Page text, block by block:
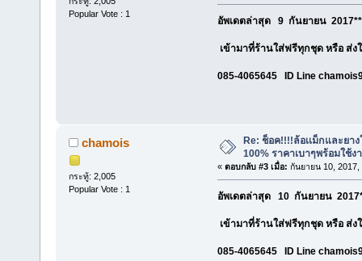
Popular Vote : 1
อัพเดตล่าสุด 9 กันยายน
เข้ามาที่ร้านใส่ฟรีทุกชุด หรือ ส่
085-4065645 ID Line
chamois
กระทู้: 2,005
Popular Vote : 1
Re: ช็อค!!!!ล้อเเม็กและยา
100% ราคาเบาๆพร้อมใช้ง
« ตอบกลับ #3 เมื่อ: กันยายน 10, 2017,
อัพเดตล่าสุด 10 กันยายน
เข้ามาที่ร้านใส่ฟรีทุกชุด หรือ ส่
085-4065645 ID Line